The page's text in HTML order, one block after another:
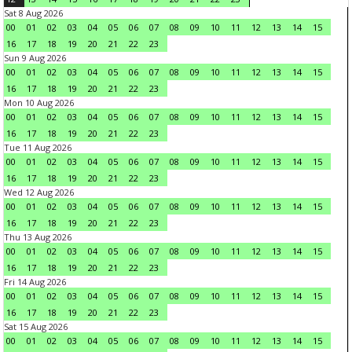
Sat 8 Aug 2026
00
01 02 03 04 05 06 07 08 09 10 11 12 13 14
15
16
17 18 19 20 21 22
23
Sun 9 Aug 2026
00
01 02 03 04 05 06 07 08 09 10 11 12 13 14
15
16
17 18 19 20 21 22
23
Mon 10 Aug 2026
00
01 02 03 04 05 06 07 08 09 10 11 12 13 14
15
16
17 18 19 20 21 22
23
Tue 11 Aug 2026
00
01 02 03 04 05 06 07 08 09 10 11 12 13 14
15
16
17 18 19 20 21 22
23
Wed 12 Aug 2026
00
01 02 03 04 05 06 07 08 09 10 11 12 13 14
15
16
17 18 19 20 21 22
23
Thu 13 Aug 2026
00
01 02 03 04 05 06 07 08 09 10 11 12 13 14
15
16
17 18 19 20 21 22
23
Fri 14 Aug 2026
00
01 02 03 04 05 06 07 08 09 10 11 12 13 14
15
16
17 18 19 20 21 22
23
Sat 15 Aug 2026
00
01 02 03 04 05 06 07 08 09 10 11 12 13 14
15